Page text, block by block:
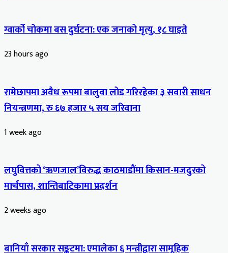
ग्वार्को चोकमा बस दुर्घटना: एक जनाको मृत्यु, १८ घाइते
23 hours ago
रामेछापमा अवैध रूपमा बालुवा लोड गरिरहेका ३ सवारी साधन
नियन्त्रणमा, रु ६७ हजार ५ सय जरिवाना
1 week ago
लघुवित्तको ‘ऋणजाल’विरुद्ध काठमाडौंमा किसान-मजदुरको
मार्चपास, शान्तिबाटिकामा प्रदर्शन
2 weeks ago
बानियाँ सरकार सङ्कटमा: एमालेका ६ मन्त्रीद्वारा सामूहिक